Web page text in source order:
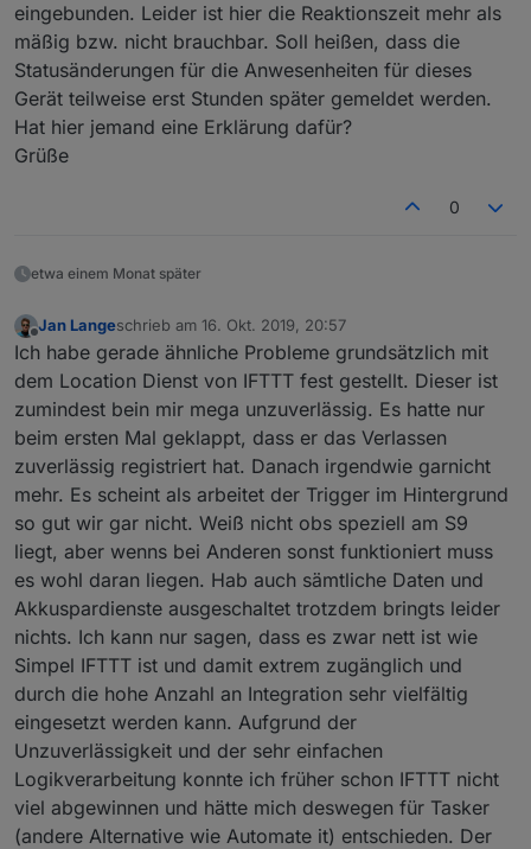
eingebunden. Leider ist hier die Reaktionszeit mehr als
mäßig bzw. nicht brauchbar. Soll heißen, dass die
Statusänderungen für die Anwesenheiten für dieses
Gerät teilweise erst Stunden später gemeldet werden.
Hat hier jemand eine Erklärung dafür?
Grüße
0
etwa einem Monat später
Offline
Jan Langeschrieb am 16. Okt. 2019, 20:57
zuletzt editiert von
Ich habe gerade ähnliche Probleme grundsätzlich mit
dem Location Dienst von IFTTT fest gestellt. Dieser ist
zumindest bein mir mega unzuverlässig. Es hatte nur
beim ersten Mal geklappt, dass er das Verlassen
zuverlässig registriert hat. Danach irgendwie garnicht
mehr. Es scheint als arbeitet der Trigger im Hintergrund
so gut wir gar nicht. Weiß nicht obs speziell am S9
liegt, aber wenns bei Anderen sonst funktioniert muss
es wohl daran liegen. Hab auch sämtliche Daten und
Akkuspardienste ausgeschaltet trotzdem bringts leider
nichts. Ich kann nur sagen, dass es zwar nett ist wie
Simpel IFTTT ist und damit extrem zugänglich und
durch die hohe Anzahl an Integration sehr vielfältig
eingesetzt werden kann. Aufgrund der
Unzuverlässigkeit und der sehr einfachen
Logikverarbeitung konnte ich früher schon IFTTT nicht
viel abgewinnen und hätte mich deswegen für Tasker
(andere Alternative wie Automate it) entschieden. Der